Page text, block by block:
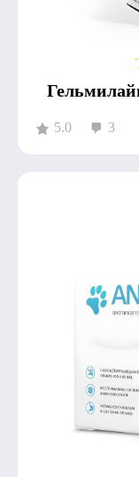
5.0 3